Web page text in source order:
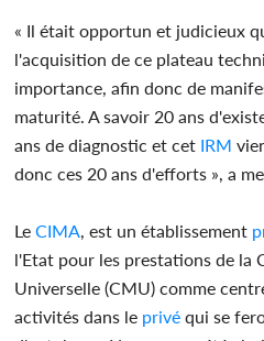
« Il était opportun et judicieux
l'acquisition de ce plateau
importance, afin donc de
maturité. A savoir 20 ans
ans de diagnostic et cet IRM
donc ces 20 ans d'efforts », a
Le CIMA, est un établissement
l'Etat pour les prestations de la
Universelle (CMU) comme
activités dans le privé qui se